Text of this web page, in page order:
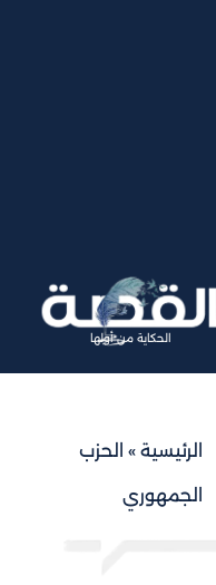
الحكاية من أولها
الرئيسية» الحزب
الجمهوري